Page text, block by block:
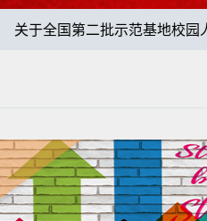
关于全国第二批示范基地校园人